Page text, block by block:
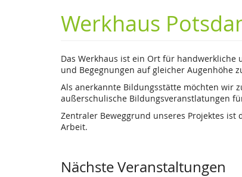
Werkhaus
Das Werkhaus ist ein Ort für handwerkliche
und Begegnungen auf gleicher Augenhöhe
Als anerkannte Bildungsstätte möchten wir
außerschulische Bildungsveranstlatungen
Zentraler Beweggrund unseres Projektes
Arbeit.
Nächste Veranstaltungen